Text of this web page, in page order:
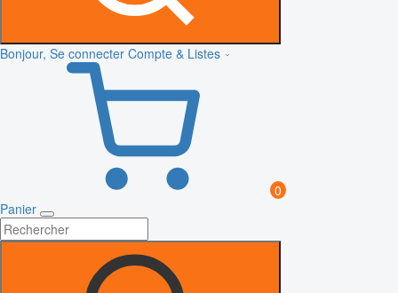
Bonjour, Se connecter Compte & Listes
0
Panier